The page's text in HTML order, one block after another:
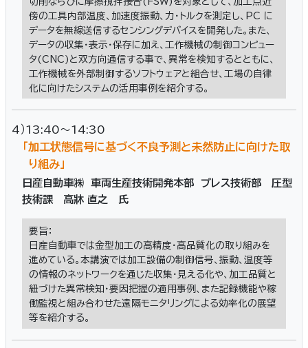
傍の工具内部温度、加速度振動、力・トルクを測定し、PC に
データを無線送信するセンシングデバイスを開発した。また、
データの収集・表示・保存に加え、工作機械の制御コンピュー
タ(CNC)と双方向通信する事で、異常を検知するとともに、
工作機械を外部制御するソフトウェアと組合せ、工場の自律
化に向けたシステムの活用事例を紹介する。
4）13:40～14:30
「加工状態信号に基づく不良予測と未然防止に向けた取
り組み」
日産自動車㈱ 車両生産技術開発本部 プレス技術部 圧型
技術課 高牀 直之 氏
要旨：
日産自動車では金型加工の高精度・高品質化の取り組みを
進めている。本講演では加工設備の制御信号、振動、温度等
の情報のネットワークを通じた収集・見える化や、加工品質と
紐づけた異常検知・要因把握の適用事例、また記録機能や稼
働監視と組み合わせた遠隔モニタリングによる効率化の展望
等を紹介する。